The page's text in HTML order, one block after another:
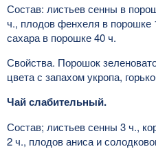
Состав: листьев сенны в
ч., плодов фенхеля в порошке
сахара в порошке 40 ч.
Свойства. Порошок
цвета с запахом укропа,
Чай слабительный.
Состав; листьев сенны 3 ч.,
2 ч., плодов аниса и